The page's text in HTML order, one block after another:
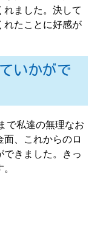
れました。決して
れたことに好感が
いかがで
で私達の無理なお
、これからのロ
できました。きっ